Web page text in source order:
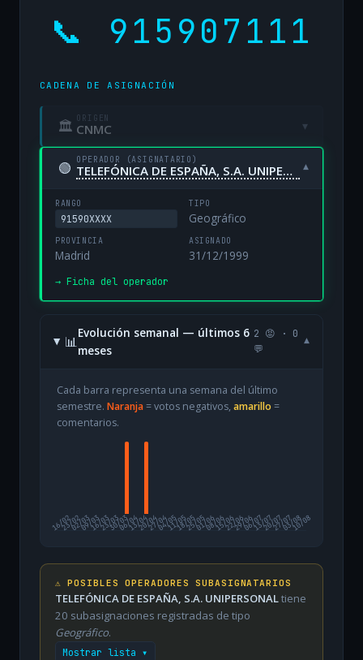
📞 915907111
CADENA DE ASIGNACIÓN
🏛 ORIGEN
CNMC ▾
🟢 OPERADOR (ASIGNATARIO)
TELEFÓNICA DE ESPAÑA, S.A. UNIPERSONAL ▾
RANGO
91590XXXX
TIPO
Geográfico
PROVINCIA
Madrid
ASIGNADO
31/12/1999
→ Ficha del operador
📊
Evolución semanal — últimos 6
meses
2 😡 · 0
💬
▾
Cada barra representa una semana del último
semestre. Naranja= votos negativos, amarillo =
comentarios.
16/02
23/0202/0309/0316/0323/0330/0306/0413/0420/0427/0404/0511/0518/0525/0501/0608/0615/0622/0629/0606/0713/0720/0727/0703/08
10/08
⚠️ POSIBLES OPERADORES SUBASIGNATARIOS
TELEFÓNICA DE ESPAÑA, S.A. UNIPERSONALtiene
20 subasignaciones registradas de tipo
Geográfico.
Mostrar lista ▾